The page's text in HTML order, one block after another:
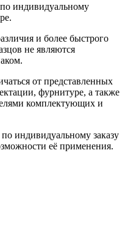
индивидуальному
и более быстрого
не являются
от представленных
фурнитуре, а также
комплектующих и
индивидуальному заказу
её применения.